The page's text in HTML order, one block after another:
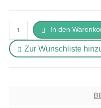
Bierhefe
Menge
In den
Zur Wunschliste